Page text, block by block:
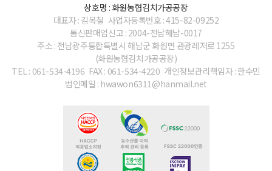
상호명 : 화원농협김치가공공장
대표자 : 김복철 사업자등록번호 : 415-82-09252
통신판매업신고 : 2004-전남해남-0017
주소 : 전남광주통합특별시 해남군 화원면 관광레저로 1255
(화원농협김치가공공장)
TEL : 061-534-4196 FAX : 061-534-4220 개인정보관리책임자 : 한수민
법인메일 : hwawon6311@hanmail.net